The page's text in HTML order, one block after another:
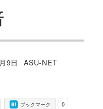
9日
著
ASU-NET
0
ブックマーク